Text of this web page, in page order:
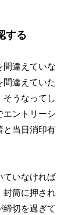
する
間違えていな
違えていた
うなってし
エントリーシ
と当日消印有
ていなければ
封筒に押され
切を過ぎて